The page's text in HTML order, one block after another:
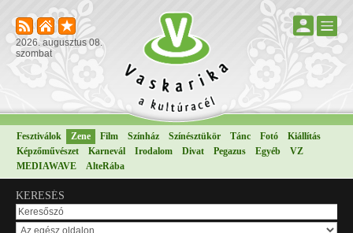
2026. augusztus 08.
szombat
Fesztiválok Zene Film Színház Színésztükör Tánc Fotó
Kiállítás
Képzőművészet
Karnevál Irodalom Divat Pegazus Egyéb
VZ
MEDIAWAVE
AlteRába
KERESÉS